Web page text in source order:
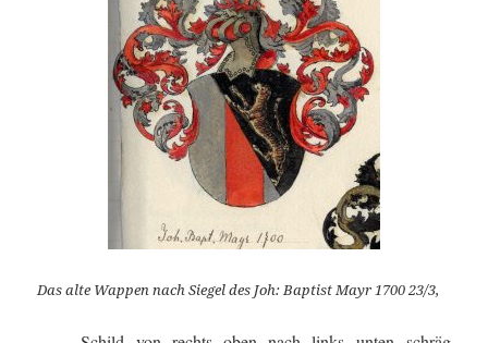
Das alte Wappen nach Siegel des Joh: Baptist Mayr 1700 23/3,